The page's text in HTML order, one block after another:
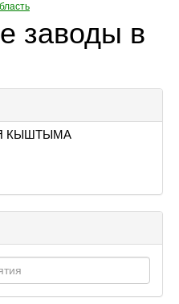
заводы в
КЫШТЫМА